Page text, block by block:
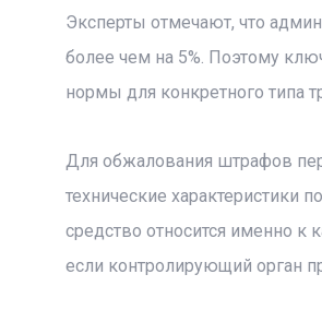
Эксперты отмечают, что
более чем на 5%. Поэтому
нормы для конкретного типа
Для обжалования штрафов
технические характеристики
средство относится именно
если контролирующий орган